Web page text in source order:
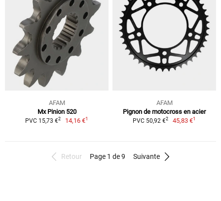
AFAM
Mx Pinion 520
PVC 15,73 €2 14,16 €1
AFAM
Pignon de motocross en acier
PVC 50,92 €2 45,83 €1
Retour Page 1 de 9 Suivante